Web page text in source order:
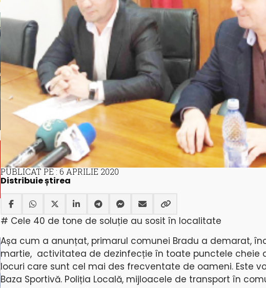
PUBLICAT PE : 6 APRILIE 2020
Distribuie știrea
# Cele 40 de tone de soluție au sosit în localitate
Așa cum a anunțat, primarul comunei Bradu a demarat,
martie, activitatea de dezinfecție în toate punctele cheie
locuri care sunt cel mai des frecventate de oameni. Este
Baza Sportivă. Poliția Locală, mijloacele de transport în